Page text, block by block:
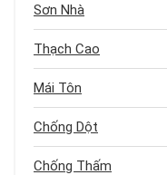
Sơn Nhà
Thạch Cao
Mái Tôn
Chống Dột
Chống Thấm